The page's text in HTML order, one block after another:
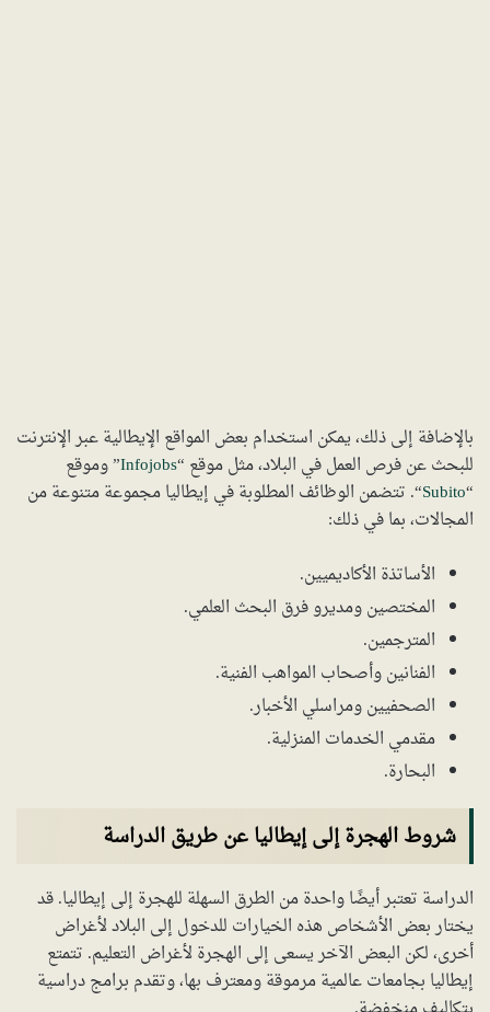
بالإضافة إلى ذلك، يمكن استخدام بعض المواقع الإيطالية عبر الإنترنت
للبحث عن فرص العمل في البلاد، مثل موقع “Infojobs” وموقع
“
Subito“. تتضمن الوظائف المطلوبة في إيطاليا مجموعة متنوعة من
المجالات، بما في ذلك:
الأساتذة الأكاديميين.
المختصين ومديرو فرق البحث العلمي.
المترجمين.
الفنانين وأصحاب المواهب الفنية.
الصحفيين ومراسلي الأخبار.
مقدمي الخدمات المنزلية.
البحارة.
شروط الهجرة إلى إيطاليا عن طريق الدراسة
الدراسة تعتبر أيضًا واحدة من الطرق السهلة للهجرة إلى إيطاليا. قد
يختار بعض الأشخاص هذه الخيارات للدخول إلى البلاد لأغراض
أخرى، لكن البعض الآخر يسعى إلى الهجرة لأغراض التعليم. تتمتع
إيطاليا بجامعات عالمية مرموقة ومعترف بها، وتقدم برامج دراسية